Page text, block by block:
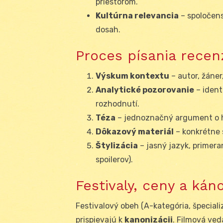
Kultúrna relevancia –
dosah.
Proces písania
Výskum kontextu – autor,
Analytické pozorovanie –
rozhodnutí.
Téza – jednoznačný argument o
Dôkazový materiál – konkrétne
Štylizácia – jasný jazyk,
spoilerov).
Festivaly, ceny a
Festivalový obeh (A-kategória,
prispievajú k kanonizácii. Filmová